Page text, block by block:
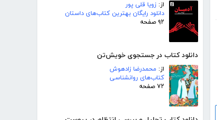
از: زویا قلی پور
دانلود رایگان بهترین کتاب‌های داستان
۹۲ صفحه
دانلود کتاب در جستجوی خویش‌تن
از: محمدرضا زادهوش
کتاب‌های روانشناسی
۷۲ صفحه